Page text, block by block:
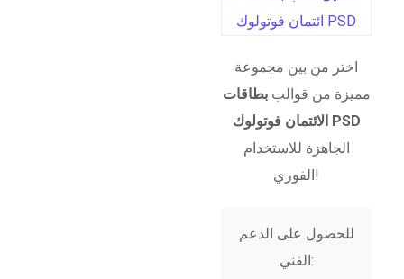
اختر من بين مجموعة
مميزة من قوالببطاقات
الائتمان فوتولوك PSD
الجاهزة للاستخدام
الفوري!
للحصول على الدعم
الفني: